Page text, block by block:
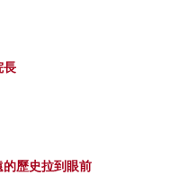
長
歷史拉到眼前